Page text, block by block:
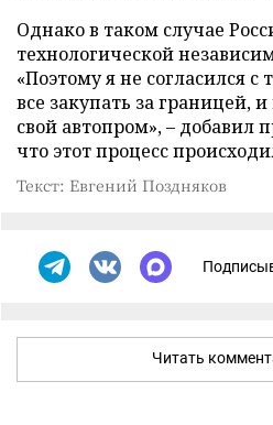
Однако в таком случае
технологической
«Поэтому я не согласился с
все закупать за границей,
свой автопром», – добавил
что этот процесс
Текст: Евгений Поздняков
Читать